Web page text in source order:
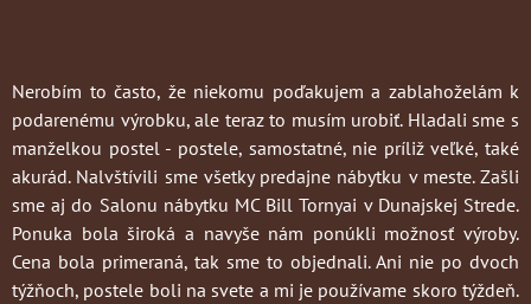
Nerobím to často, že niekomu poďakujem a zablahoželám k
podarenému výrobku, ale teraz to musím urobiť. Hladali sme s
manželkou postel - postele, samostatné, nie príliž veľké, také
akurád. Nalvštívili sme všetky predajne nábytku v meste. Zašli
sme aj do Salonu nábytku MC Bill Tornyai v Dunajskej Strede.
Ponuka bola široká a navyše nám ponúkli možnosť výroby.
Cena bola primeraná, tak sme to objednali. Ani nie po dvoch
týžňoch, postele boli na svete a mi je používame skoro týždeň.